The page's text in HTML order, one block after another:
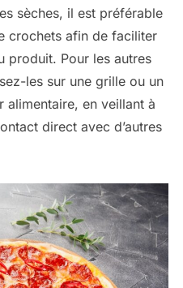
sèches, il est préférable
crochets afin de faciliter
produit. Pour les autres
les sur une grille ou un
alimentaire, en veillant à
direct avec d’autres